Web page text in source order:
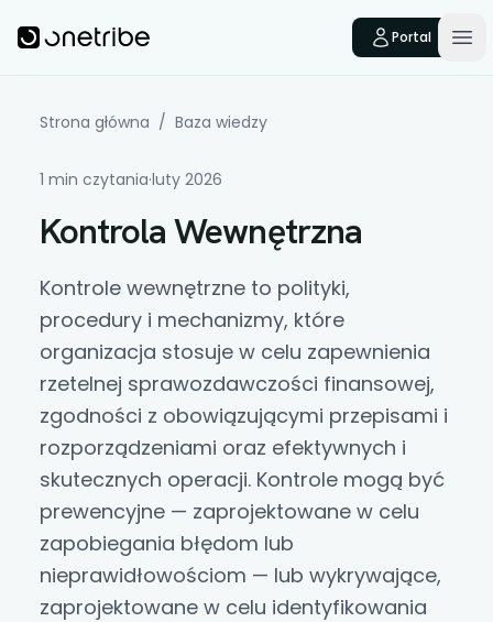
Onetribe
Portal
Strona główna / Baza wiedzy
1 min czytania·luty 2026
Kontrola Wewnętrzna
Kontrole wewnętrzne to polityki,
procedury i mechanizmy, które
organizacja stosuje w celu zapewnienia
rzetelnej sprawozdawczości finansowej,
zgodności z obowiązującymi przepisami i
rozporządzeniami oraz efektywnych i
skutecznych operacji. Kontrole mogą być
prewencyjne — zaprojektowane w celu
zapobiegania błędom lub
nieprawidłowościom — lub wykrywające,
zaprojektowane w celu identyfikowania